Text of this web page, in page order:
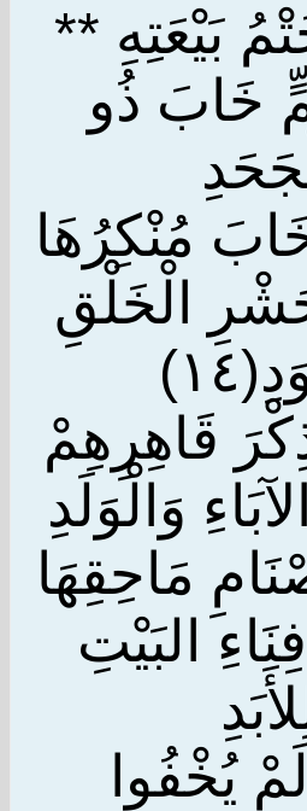
بَيْعَتِهِ **
خَابَ ذُو
مُنْكِرُهَا
الْخَلْقِ
قَاهِرِهِمْ
وَالْوَلَدِ
مَاحِقِهَا
البَيْتِ
يُخْفُوا